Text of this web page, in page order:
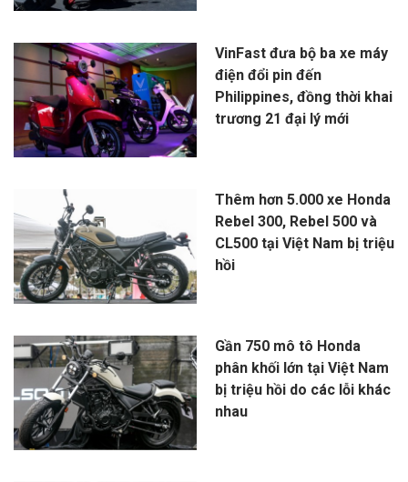
VinFast đưa bộ ba xe máy
điện đổi pin đến
Philippines, đồng thời khai
trương 21 đại lý mới
Thêm hơn 5.000 xe Honda
Rebel 300, Rebel 500 và
CL500 tại Việt Nam bị triệu
hồi
Gần 750 mô tô Honda
phân khối lớn tại Việt Nam
bị triệu hồi do các lỗi khác
nhau